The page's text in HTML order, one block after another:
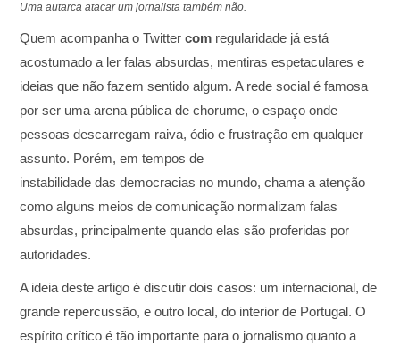
Uma autarca atacar um jornalista também não.
Quem acompanha o Twittercom regularidade já está
acostumado a ler falas absurdas, mentiras espetaculares e
ideias que não fazem sentido algum. A rede social é famosa
por ser uma arena pública de chorume, o espaço onde
pessoas descarregam raiva, ódio e frustração em qualquer
assunto. Porém, em tempos de
instabilidade das democracias no mundo, chama a atenção
como alguns meios de comunicação normalizam falas
absurdas, principalmente quando elas são proferidas por
autoridades.
A ideia deste artigo é discutir dois casos: um internacional, de
grande repercussão, e outro local, do interior de Portugal. O
espírito crítico é tão importante para o jornalismo quanto a